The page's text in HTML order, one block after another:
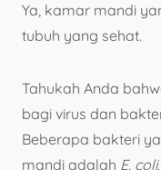
Ya, kamar mandi
tubuh yang sehat.
Tahukah Anda
bagi virus dan
Beberapa bakteri
mandi adalah E. coli,